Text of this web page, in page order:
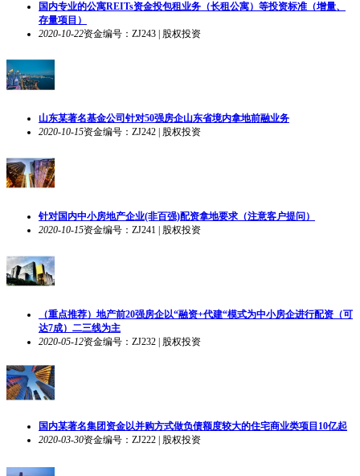
国内专业的公寓REITs资金投包租业务（长租公寓）等投资标准（增量、
存量项目）
2020-10-22资金编号：ZJ243 | 股权投资
山东某著名基金公司针对50强房企山东省境内拿地前融业务
2020-10-15资金编号：ZJ242 | 股权投资
针对国内中小房地产企业(非百强)配资拿地要求（注意客户提问）
2020-10-15资金编号：ZJ241 | 股权投资
（重点推荐）地产前20强房企以“融资+代建“模式为中小房企进行配资（可
达7成）二三线为主
2020-05-12资金编号：ZJ232 | 股权投资
国内某著名集团资金以并购方式做负债额度较大的住宅商业类项目10亿起
2020-03-30资金编号：ZJ222 | 股权投资